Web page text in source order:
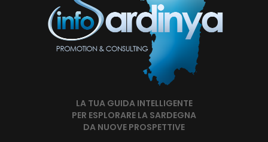
LA TUA GUIDA INTELLIGENTE
PER ESPLORARE LA SARDEGNA
DA NUOVE PROSPETTIVE